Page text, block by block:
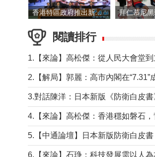
香港特區政府推出新一批銀色債券 每手1萬元保底息4.25厘
閱讀排行